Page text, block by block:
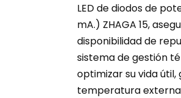
LED de diodos de
mA.) ZHAGA 15,
disponibilidad de
sistema de gestión
optimizar su vida útil,
temperatura